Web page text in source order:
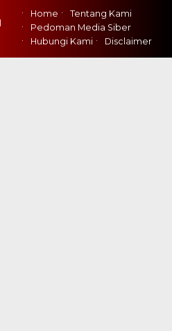
Home
Tentang Kami
Pedoman Media Siber
Hubungi Kami
Disclaimer